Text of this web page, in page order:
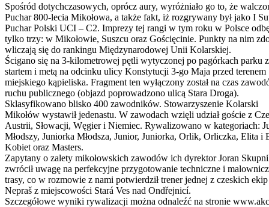
Spośród dotychczasowych, oprócz aury, wyróżniało go to, że
Puchar 800-lecia Mikołowa, a także fakt, iż rozgrywany był jako I
Puchar Polski UCI – C2. Imprezy tej rangi w tym roku w Polsce
tylko trzy: w Mikołowie, Suszcu oraz Gościęcinie. Punkty na nim
wliczają się do rankingu Międzynarodowej Unii Kolarskiej.
Ścigano się na 3-kilometrowej pętli wytyczonej po pagórkach parku
startem i metą na odcinku ulicy Konstytucji 3-go Maja przed terenem
miejskiego kąpieliska. Fragment ten wyłączony został na czas
ruchu publicznego (objazd poprowadzono ulicą Stara Droga).
Sklasyfikowano blisko 400 zawodników. Stowarzyszenie Kolarski
Mikołów wystawił jedenastu. W zawodach wzięli udział goście z
Austrii, Słowacji, Węgier i Niemiec. Rywalizowano w kategoriach:
Młodszy, Juniorka Młodsza, Junior, Juniorka, Orlik, Orliczka, Elita i
Kobiet oraz Masters.
Zapytany o zalety mikołowskich zawodów ich dyrektor Joran
zwrócił uwagę na perfekcyjne przygotowanie techniczne i
trasy, co w rozmowie z nami potwierdził trener jednej z czeskich
Nepraš z miejscowości Stará Ves nad Ondřejnicí.
Szczegółowe wyniki rywalizacji można odnaleźć na stronie